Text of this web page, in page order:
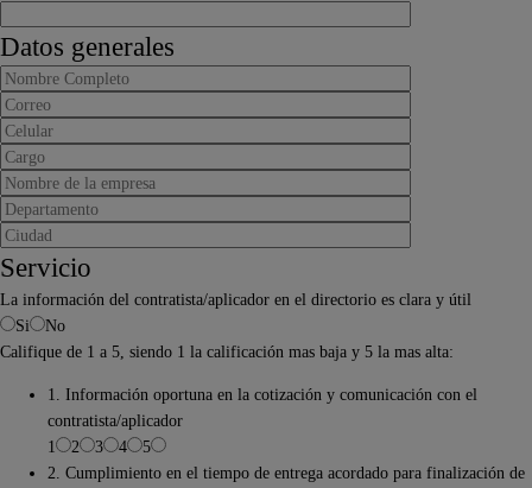
Datos generales
Servicio
La información del contratista/aplicador en el directorio es clara y útil
Si
No
Califique de 1 a 5, siendo 1 la calificación mas baja y 5 la mas alta:
1. Información oportuna en la cotización y comunicación con el
contratista/aplicador
1
2 3 4
5
2. Cumplimiento en el tiempo de entrega acordado para finalización de